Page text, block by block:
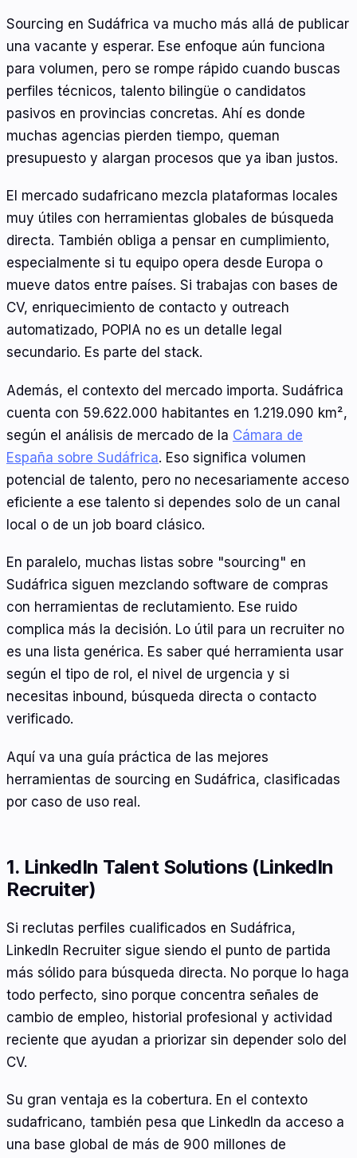
Sourcing en Sudáfrica va mucho más allá de publicar
una vacante y esperar. Ese enfoque aún funciona
para volumen, pero se rompe rápido cuando buscas
perfiles técnicos, talento bilingüe o candidatos
pasivos en provincias concretas. Ahí es donde
muchas agencias pierden tiempo, queman
presupuesto y alargan procesos que ya iban justos.
El mercado sudafricano mezcla plataformas locales
muy útiles con herramientas globales de búsqueda
directa. También obliga a pensar en cumplimiento,
especialmente si tu equipo opera desde Europa o
mueve datos entre países. Si trabajas con bases de
CV, enriquecimiento de contacto y outreach
automatizado, POPIA no es un detalle legal
secundario. Es parte del stack.
Además, el contexto del mercado importa. Sudáfrica
cuenta con 59.622.000 habitantes en 1.219.090 km²,
según el análisis de mercado de la Cámara de
España sobre Sudáfrica. Eso significa volumen
potencial de talento, pero no necesariamente acceso
eficiente a ese talento si dependes solo de un canal
local o de un job board clásico.
En paralelo, muchas listas sobre "sourcing" en
Sudáfrica siguen mezclando software de compras
con herramientas de reclutamiento. Ese ruido
complica más la decisión. Lo útil para un recruiter no
es una lista genérica. Es saber qué herramienta usar
según el tipo de rol, el nivel de urgencia y si
necesitas inbound, búsqueda directa o contacto
verificado.
Aquí va una guía práctica de las mejores
herramientas de sourcing en Sudáfrica, clasificadas
por caso de uso real.
1. LinkedIn Talent Solutions (LinkedIn
Recruiter)
Si reclutas perfiles cualificados en Sudáfrica,
LinkedIn Recruiter sigue siendo el punto de partida
más sólido para búsqueda directa. No porque lo haga
todo perfecto, sino porque concentra señales de
cambio de empleo, historial profesional y actividad
reciente que ayudan a priorizar sin depender solo del
CV.
Su gran ventaja es la cobertura. En el contexto
sudafricano, también pesa que LinkedIn da acceso a
una base global de más de 900 millones de